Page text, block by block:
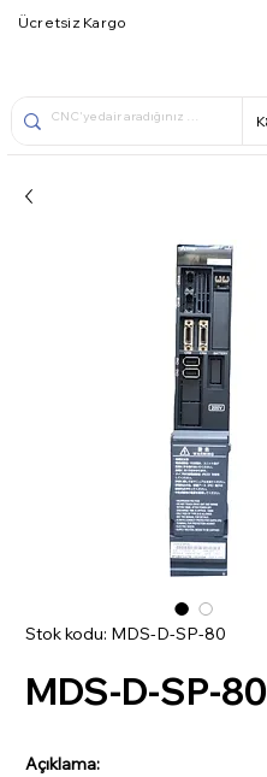
Ücretsiz Kargo
Stok kodu: MDS-D-SP-80
MDS-D-SP-80
Açıklama: